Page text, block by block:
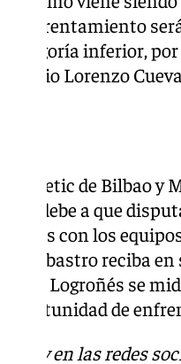
el enfrentamiento
categoría inferior,
Lorenzo
Athletic de Bilbao
se debe a que
con los
Barbastro reciba
UD Logroñés se
oportunidad de
en las redes